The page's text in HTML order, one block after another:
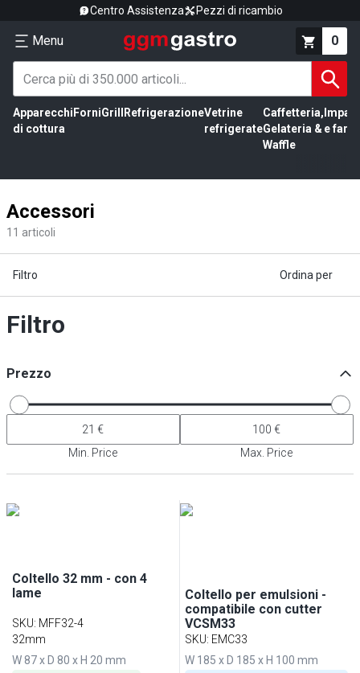
Centro Assistenza Pezzi di ricambio
Menu 0
Apparecchi
di cottura
ForniGrill RefrigerazioneVetrine
refrigerate
Caffetteria,
Gelateria &
Waffle
e
Accessori
11 articoli
Filtro Ordina per
Filtro
Prezzo
Min. Price Max. Price
Coltello 32 mm - con 4
lame
SKU: MFF32-4
32mm
W 87 x D 80 x H 20 mm
Coltello per emulsioni -
compatibile con cutter
VCSM33
SKU: EMC33
W 185 x D 185 x H 100 mm